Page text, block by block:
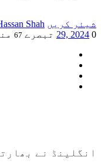
شیئر کریں Shah
29, 2024 0 تبصرے 67
انگلینڈ نے